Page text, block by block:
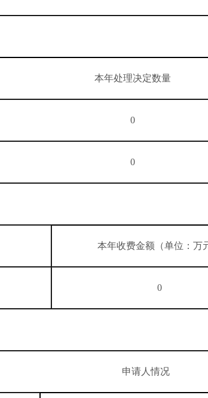
本年处理决定数量
0
0
本年收费金额（单位：万
0
申请人情况